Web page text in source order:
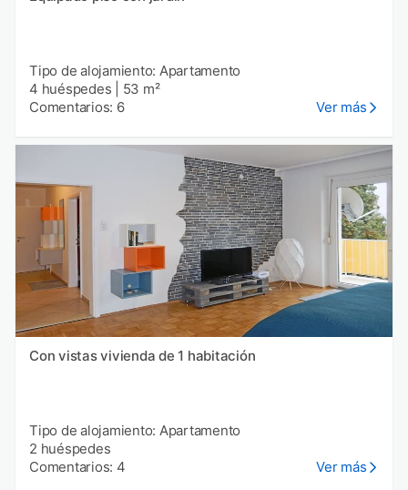
Tipo de alojamiento: Apartamento
4 huéspedes
53 m²
Comentarios: 6
Ver más
Con vistas vivienda de 1 habitación
Tipo de alojamiento: Apartamento
2 huéspedes
Comentarios: 4
Ver más